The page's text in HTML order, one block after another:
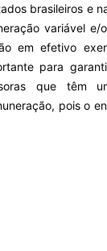
brasileiros e
variável
em efetivo
para
que têm
pois o